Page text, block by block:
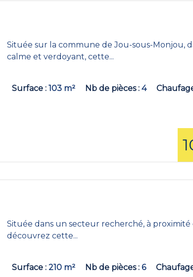
Située sur la commune de Jou-sous-Monjou,
calme et verdoyant, cette...
Surface 103 m² Nb de pièces 4
Située dans un secteur recherché, à
découvrez cette...
Surface 210 m² Nb de pièces 6